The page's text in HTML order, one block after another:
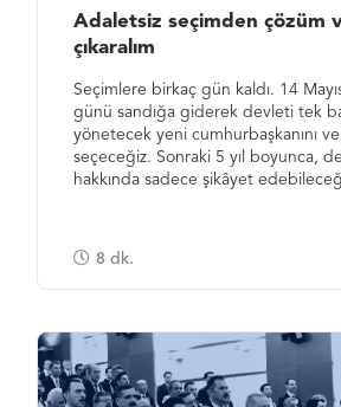
Adaletsiz seçimden çözüm
çıkaralım
Seçimlere birkaç gün kaldı. 14
günü sandığa giderek devleti tek
yönetecek yeni cumhurbaşkanını
seçeceğiz. Sonraki 5 yıl boyunca,
hakkında sadece şikâyet
8 dk.